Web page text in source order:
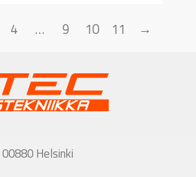
4 … 9 10 11 →
Helsinki